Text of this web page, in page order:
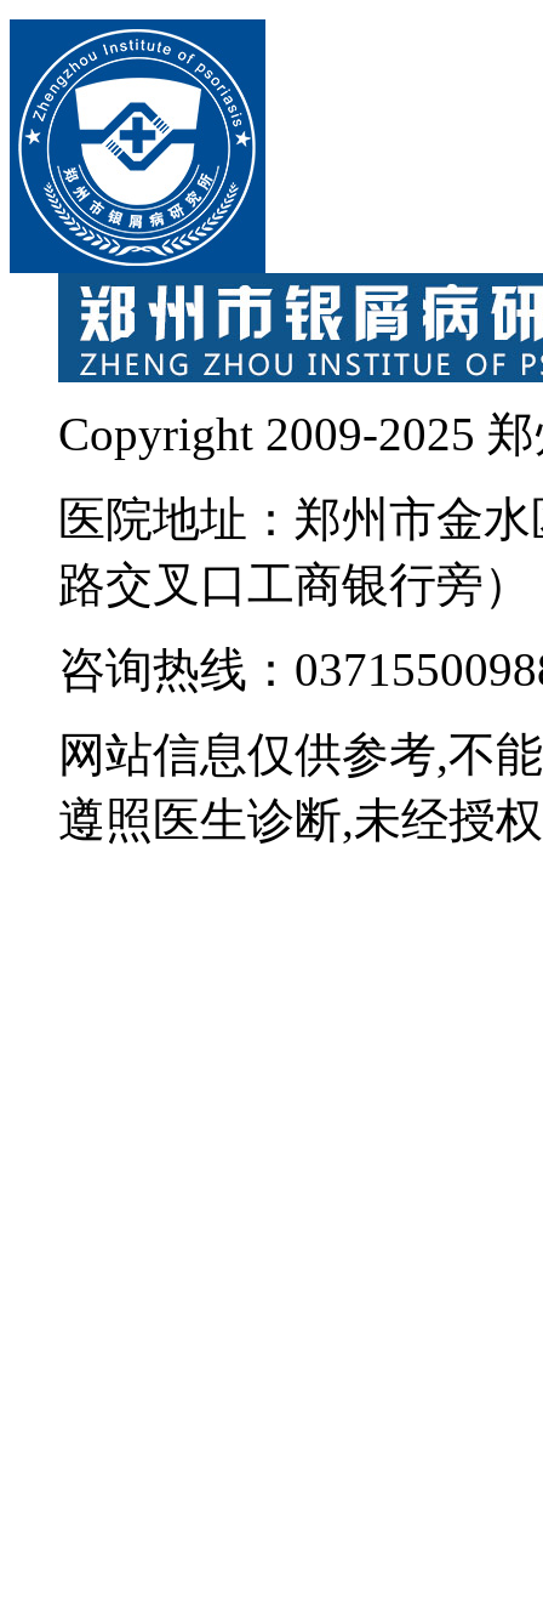
Copyright 2009-2025
医院地址：郑州市金
路交叉口工商银行旁）
咨询热线：
网站信息仅供参考,不
遵照医生诊断,未经授